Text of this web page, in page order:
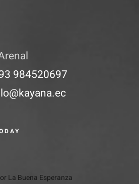
984520697
La Buena Esperanza